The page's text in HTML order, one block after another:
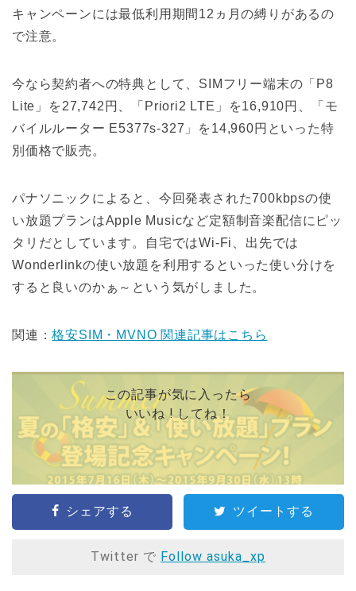
キャンペーンには最低利用期間12ヵ月の縛りがあるの
で注意。
今なら契約者への特典として、SIMフリー端末の「P8
Lite」を27,742円、「Priori2 LTE」を16,910円、「モ
バイルルーター E5377s-327」を14,960円といった特
別価格で販売。
パナソニックによると、今回発表された700kbpsの使
い放題プランはApple Musicなど定額制音楽配信にピッ
タリだとしています。自宅ではWi-Fi、出先では
Wonderlinkの使い放題を利用するといった使い分けを
すると良いのかぁ～という気がしました。
関連：格安SIM・MVNO 関連記事はこちら
この記事が気に入ったら
いいね ! してね！
シェアする ツイートする
Twitter で Follow asuka_xp